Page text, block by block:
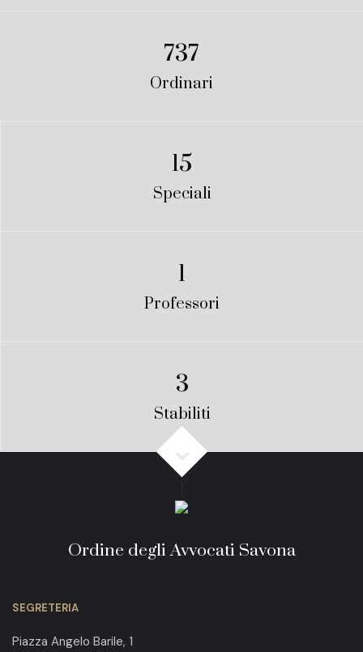
737
Ordinari
15
Speciali
1
Professori
3
Stabiliti
Ordine degli Avvocati Savona
SEGRETERIA
Piazza Angelo Barile, 1